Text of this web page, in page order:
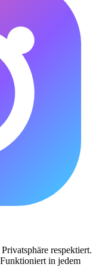
respektiert.
in jedem